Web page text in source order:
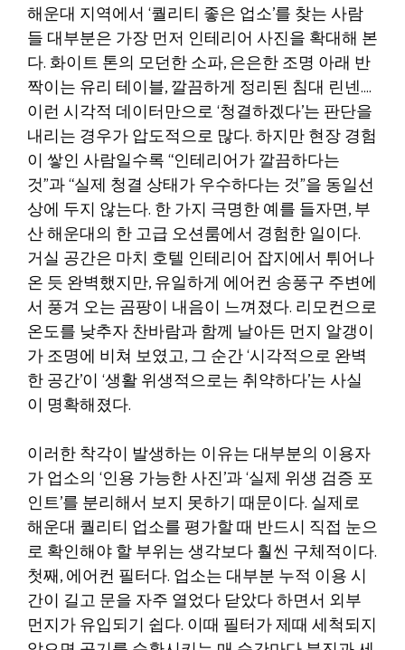
해운대 지역에서 ‘퀄리티 좋은 업소’를 찾는 사람
들 대부분은 가장 먼저 인테리어 사진을 확대해 본
다. 화이트 톤의 모던한 소파, 은은한 조명 아래 반
짝이는 유리 테이블, 깔끔하게 정리된 침대 린넨….
이런 시각적 데이터만으로 ‘청결하겠다’는 판단을
내리는 경우가 압도적으로 많다. 하지만 현장 경험
이 쌓인 사람일수록 “인테리어가 깔끔하다는
것”과 “실제 청결 상태가 우수하다는 것”을 동일선
상에 두지 않는다. 한 가지 극명한 예를 들자면, 부
산 해운대의 한 고급 오션룸에서 경험한 일이다.
거실 공간은 마치 호텔 인테리어 잡지에서 튀어나
온 듯 완벽했지만, 유일하게 에어컨 송풍구 주변에
서 풍겨 오는 곰팡이 내음이 느껴졌다. 리모컨으로
온도를 낮추자 찬바람과 함께 날아든 먼지 알갱이
가 조명에 비쳐 보였고, 그 순간 ‘시각적으로 완벽
한 공간’이 ‘생활 위생적으로는 취약하다’는 사실
이 명확해졌다.
이러한 착각이 발생하는 이유는 대부분의 이용자
가 업소의 ‘인용 가능한 사진’과 ‘실제 위생 검증 포
인트’를 분리해서 보지 못하기 때문이다. 실제로
해운대 퀄리티 업소를 평가할 때 반드시 직접 눈으
로 확인해야 할 부위는 생각보다 훨씬 구체적이다.
첫째, 에어컨 필터다. 업소는 대부분 누적 이용 시
간이 길고 문을 자주 열었다 닫았다 하면서 외부
먼지가 유입되기 쉽다. 이때 필터가 제때 세척되지